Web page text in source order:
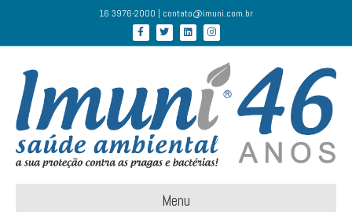
16 3976-2000 | contato@imuni.com.br
FacebookTwitterLinkedinInstagram
Menu